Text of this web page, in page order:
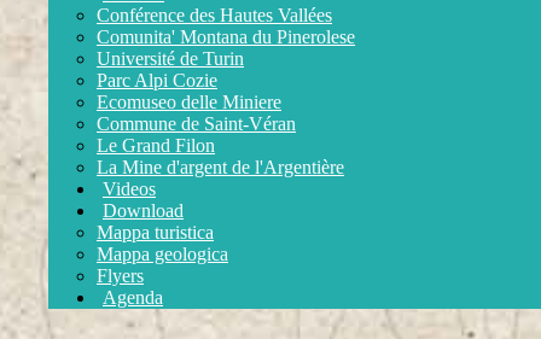
Conférence des Hautes Vallées
Comunita' Montana du Pinerolese
Université de Turin
Parc Alpi Cozie
Ecomuseo delle Miniere
Commune de Saint-Véran
Le Grand Filon
La Mine d'argent de l'Argentière
Videos
Download
Mappa turistica
Mappa geologica
Flyers
Agenda